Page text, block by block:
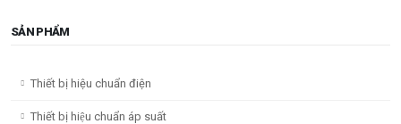
SẢN PHẨM
Thiết bị hiệu chuẩn điện
Thiết bị hiệu chuẩn áp suất